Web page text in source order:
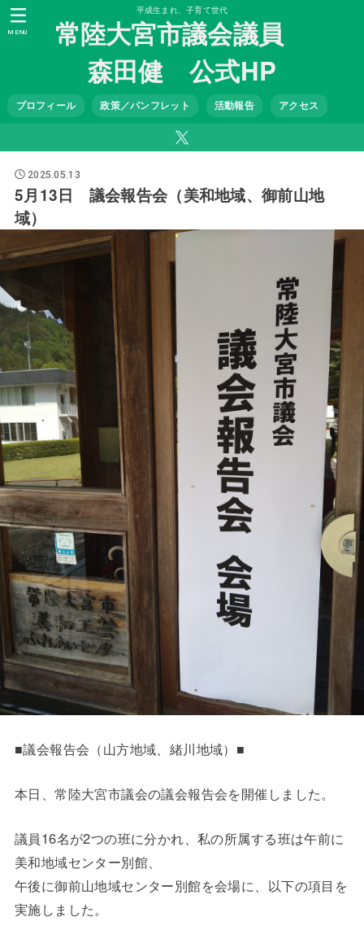
平成生まれ、子育て世代
常陸大宮市議会議員
森田健 公式HP
プロフィール 政策／パンフレット 活動報告 アクセス
MENU
2025.05.13
5月13日 議会報告会（美和地域、御前山地
域）
■議会報告会（山方地域、緒川地域）■
本日、常陸大宮市議会の議会報告会を開催しました。
議員16名が2つの班に分かれ、私の所属する班は午前に
美和地域センター別館、
午後に御前山地域センター別館を会場に、以下の項目を
実施しました。